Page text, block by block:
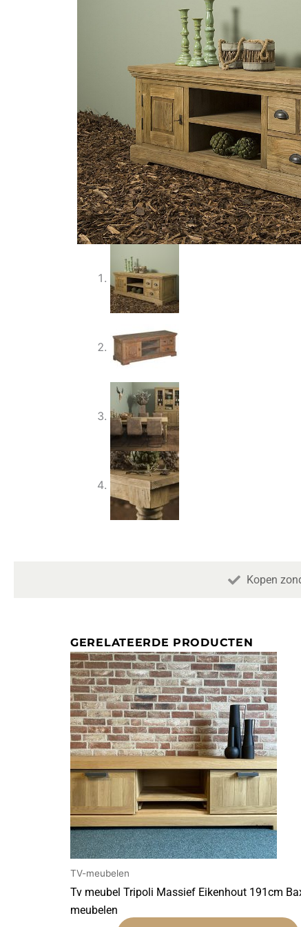
Kopen
GERELATEERDE PRODUCTEN
TV-meubelen
Tv meubel Tripoli Massief Eikenhout 191cm
meubelen